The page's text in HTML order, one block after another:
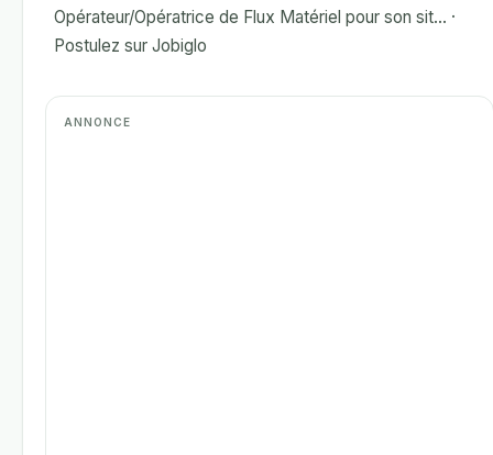
Opérateur/Opératrice de Flux Matériel pour son sit... ·
Postulez sur Jobiglo